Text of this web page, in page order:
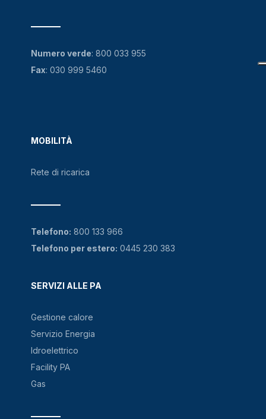
MOBILITÀ
Rete di ricarica
SERVIZI ALLE PA
Gestione calore
Servizio Energia
Idroelettrico
Facility PA
Gas
Numero verde: 800 033 955
Fax: 030 999 5460
Telefono: 800 133 966
Telefono per estero: 0445 230 383